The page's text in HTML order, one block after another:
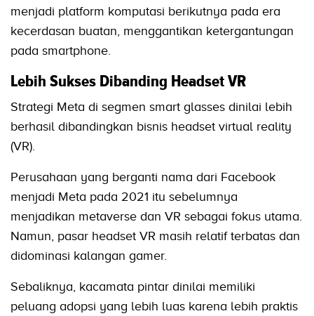
menjadi platform komputasi berikutnya pada era
kecerdasan buatan, menggantikan ketergantungan
pada smartphone.
Lebih Sukses Dibanding Headset VR
Strategi Meta di segmen smart glasses dinilai lebih
berhasil dibandingkan bisnis headset virtual reality
(VR).
Perusahaan yang berganti nama dari Facebook
menjadi Meta pada 2021 itu sebelumnya
menjadikan metaverse dan VR sebagai fokus utama.
Namun, pasar headset VR masih relatif terbatas dan
didominasi kalangan gamer.
Sebaliknya, kacamata pintar dinilai memiliki
peluang adopsi yang lebih luas karena lebih praktis